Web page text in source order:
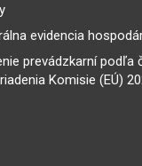
evidencia
prevádzkarní podľa
Komisie (EÚ)